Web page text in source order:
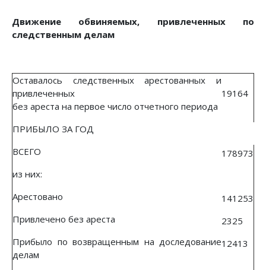
Движение обвиняемых, привлеченных по
следственным делам
Оставалось следственных арестованных и
привлеченных
без ареста на первое число отчетного периода
19164
ПРИБЫЛО ЗА ГОД
ВСЕГО
из них:
Арестовано
Привлечено без ареста
Прибыло по возвращенным на доследование
делам
178973
141253
2325
12413